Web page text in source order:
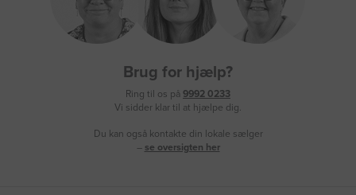
Brug for hjælp?
Ring til os på 9992 0233
Vi sidder klar til at hjælpe dig.
Du kan også kontakte din lokale sælger
– se oversigten her